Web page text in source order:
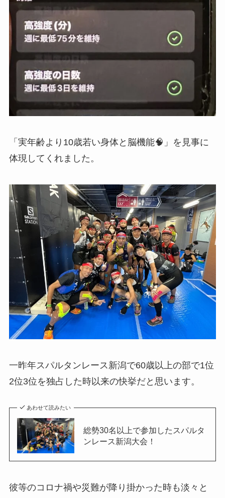
「実年齢より10歳若い身体と脳機能🧠」を見事に
体現してくれました。
一昨年スパルタンレース新潟で60歳以上の部で1位
2位3位を独占した時以来の快挙だと思います。
あわせて読みたい
総勢30名以上で参加したスパルタ
ンレース新潟大会！
彼等のコロナ禍や災難が降り掛かった時も淡々と